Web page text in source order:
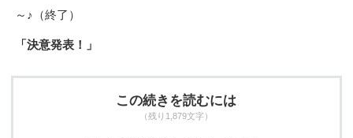
～♪（終了）
「決意発表！」
この続きを読むには
（残り1,879文字）